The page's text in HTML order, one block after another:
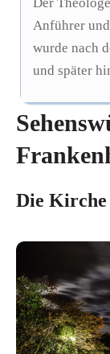
Anführer
wurde nach
und später
Die Kirche